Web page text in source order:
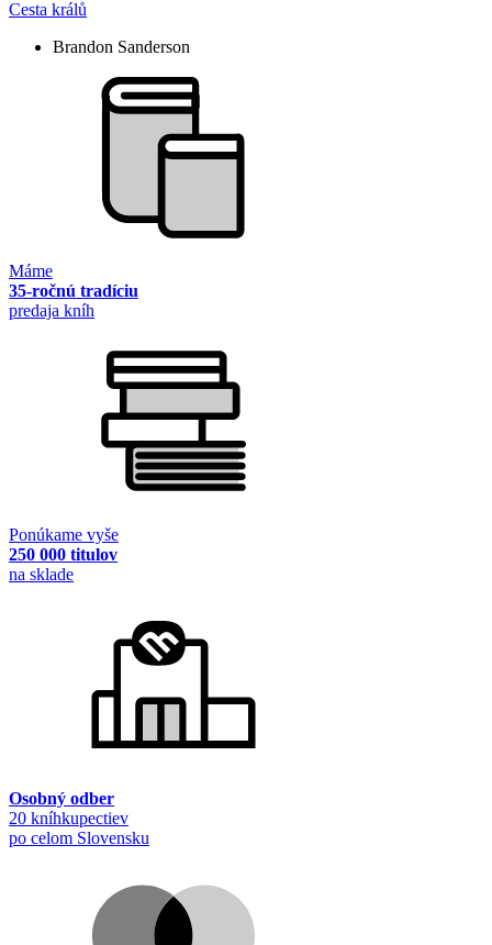
Cesta králů
Brandon Sanderson
Máme
35-ročnú tradíciu
predaja kníh
Ponúkame vyše
250 000 titulov
na sklade
Osobný odber
20 kníhkupectiev
po celom Slovensku